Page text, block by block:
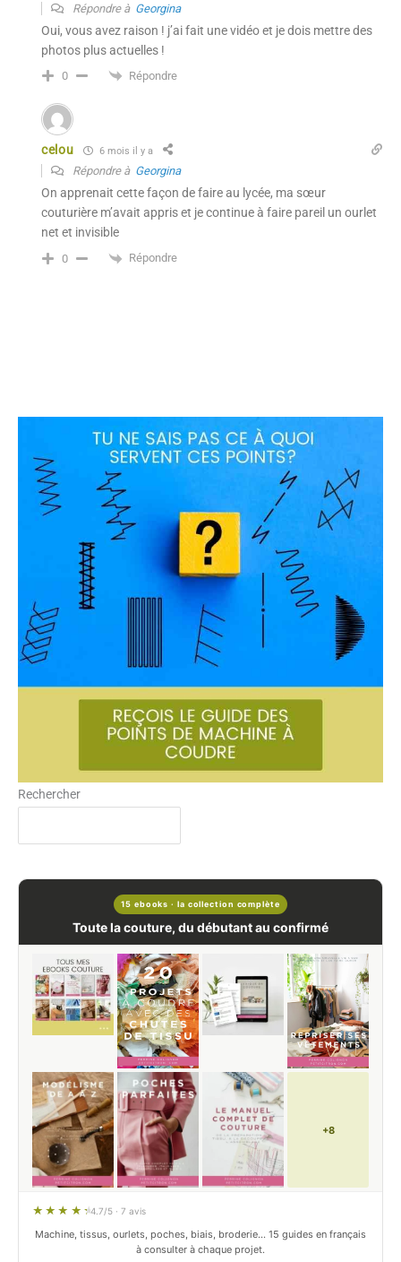
Répondre à Georgina
Oui, vous avez raison ! j’ai fait une vidéo et je dois mettre des
photos plus actuelles !
0 Répondre
celou 6 mois il y a
Répondre à Georgina
On apprenait cette façon de faire au lycée, ma sœur
couturière m’avait appris et je continue à faire pareil un ourlet
net et invisible
0 Répondre
Rechercher
15 ebooks · la collection complète
Toute la couture, du débutant au confirmé
+8
4.7/5 · 7 avis
Machine, tissus, ourlets, poches, biais, broderie… 15 guides en français
à consulter à chaque projet.